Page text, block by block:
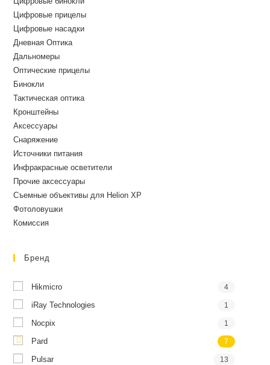
Цифровые прицелы
Цифровые насадки
Дневная Оптика
Дальномеры
Оптические прицелы
Бинокли
Тактическая оптика
Кронштейны
Аксессуары
Снаряжение
Источники питания
Инфракрасные осветители
Прочие аксессуары
Съемные объективы для Helion XP
Фотоловушки
Комиссия
Бренд
Hikmicro 4
iRay Technologies 1
Nocpix 1
Pard 7
Pulsar 13